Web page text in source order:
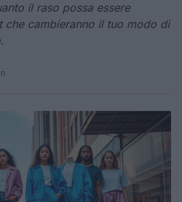
il raso possa essere
che cambieranno il tuo modo di